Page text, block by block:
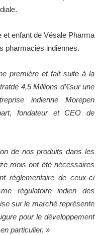
et enfant de Vésale Pharma
pharmacies indiennes.
première et fait suite à la
4,5 Millions d’€sur une
indienne Morepen
fondateur et CEO de
de nos produits dans les
mois ont été nécessaires
règlementaire de ceux-ci
régulatoire indien des
sur le marché représente
pour le développement
particulier. »